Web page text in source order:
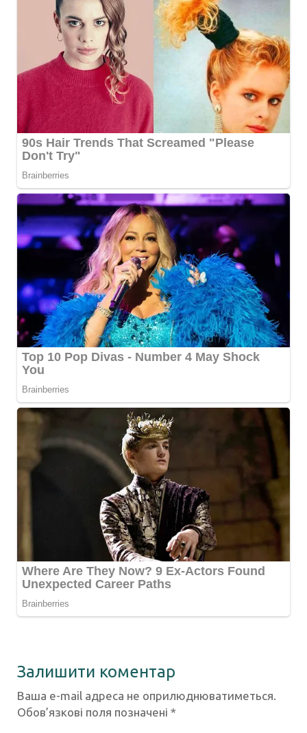
Залишити коментар
Ваша e-mail адреса не оприлюднюватиметься.
Обов’язкові поля позначені *